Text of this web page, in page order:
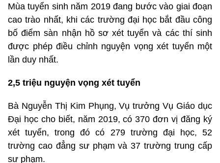
Mùa tuyển sinh năm 2019 đang bước vào giai đoạn
cao trào nhất, khi các trường đại học bắt đầu công
bố điểm sàn nhận hồ sơ xét tuyển và các thí sinh
được phép điều chỉnh nguyện vọng xét tuyển một
lần duy nhất.
2,5 triệu nguyện vọng xét tuyển
Bà Nguyễn Thị Kim Phụng, Vụ trưởng Vụ Giáo dục
Đại học cho biết, năm 2019, có 370 đơn vị đăng ký
xét tuyển, trong đó có 279 trường đại học, 52
trường cao đẳng sư phạm và 37 trường trung cấp
sư phạm.